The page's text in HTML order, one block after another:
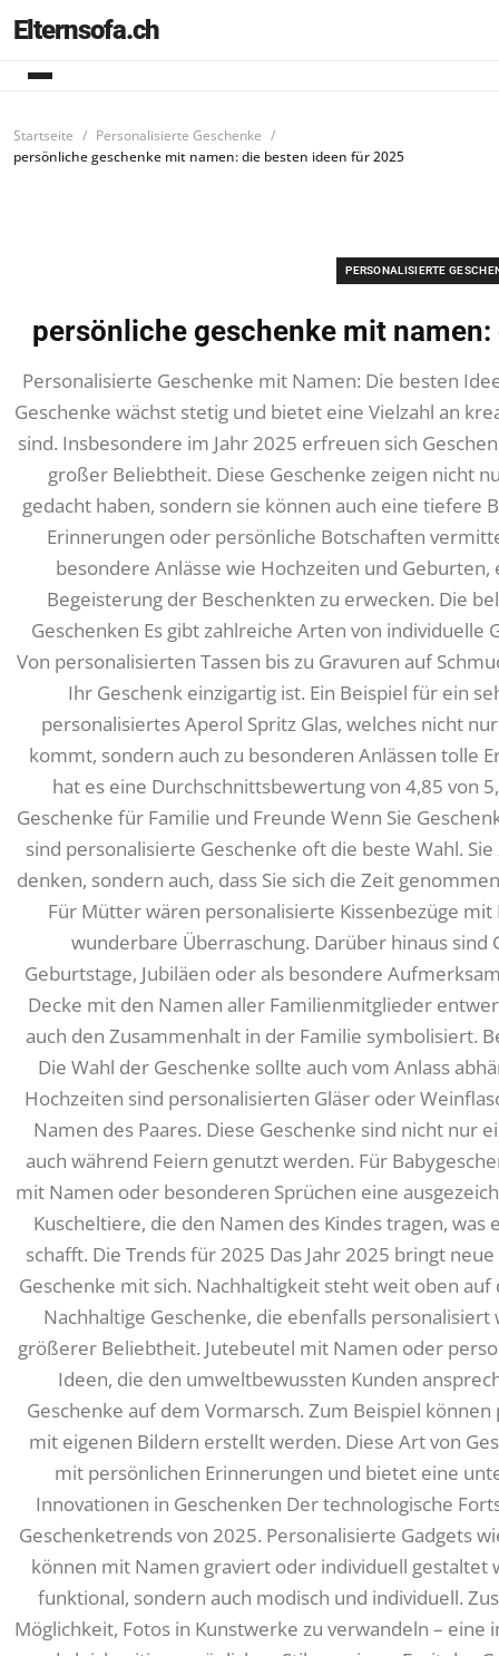
Elternsofa.ch
Startseite
Personalisierte Geschenke
persönliche geschenke mit namen: die besten ideen für 2025
PERSONALISIERTE
persönliche geschenke mit
Personalisierte Geschenke mit Namen: Die besten
Geschenke wächst stetig und bietet eine Vielzahl an
sind. Insbesondere im Jahr 2025 erfreuen sich
großer Beliebtheit. Diese Geschenke zeigen nicht
gedacht haben, sondern sie können auch eine tiefere
Erinnerungen oder persönliche Botschaften
besondere Anlässe wie Hochzeiten und
Begeisterung der Beschenkten zu erwecken. Die
Geschenken Es gibt zahlreiche Arten von individuelle
Von personalisierten Tassen bis zu Gravuren auf
Ihr Geschenk einzigartig ist. Ein Beispiel für ein
personalisiertes Aperol Spritz Glas, welches nicht
kommt, sondern auch zu besonderen Anlässen tolle
hat es eine Durchschnittsbewertung von 4,85 von
Geschenke für Familie und Freunde Wenn Sie
sind personalisierte Geschenke oft die beste Wahl.
denken, sondern auch, dass Sie sich die Zeit
Für Mütter wären personalisierte Kissenbezüge
wunderbare Überraschung. Darüber hinaus
Geburtstage, Jubiläen oder als besondere
Decke mit den Namen aller Familienmitglieder
auch den Zusammenhalt in der Familie symbolisiert.
Die Wahl der Geschenke sollte auch vom Anlass
Hochzeiten sind personalisierten Gläser oder
Namen des Paares. Diese Geschenke sind nicht nur
auch während Feiern genutzt werden. Für
mit Namen oder besonderen Sprüchen eine
Kuscheltiere, die den Namen des Kindes tragen,
schafft. Die Trends für 2025 Das Jahr 2025 bringt
Geschenke mit sich. Nachhaltigkeit steht weit oben
Nachhaltige Geschenke, die ebenfalls
größerer Beliebtheit. Jutebeutel mit Namen oder
Ideen, die den umweltbewussten Kunden
Geschenke auf dem Vormarsch. Zum Beispiel
mit eigenen Bildern erstellt werden. Diese Art von
mit persönlichen Erinnerungen und bietet eine
Innovationen in Geschenken Der technologische
Geschenketrends von 2025. Personalisierte Gadgets
können mit Namen graviert oder individuell gestaltet
funktional, sondern auch modisch und individuell.
Möglichkeit, Fotos in Kunstwerke zu verwandeln –